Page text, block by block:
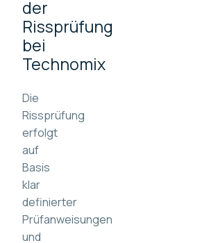
der
Rissprüfung
bei
Technomix
Die
Rissprüfung
erfolgt
auf
Basis
klar
definierter
Prüfanweisungen
und